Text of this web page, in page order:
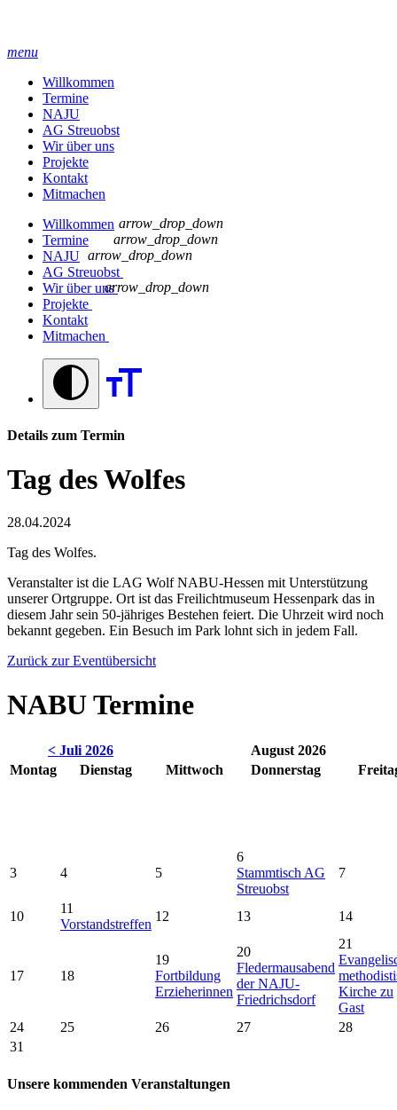
menu
Willkommen
Termine
NAJU
AG Streuobst
Wir über uns
Projekte
Kontakt
Mitmachen
Willkommen
Termine
NAJU
AG Streuobst
arrow_drop_down
Wir über uns
arrow_drop_down
Projekte
arrow_drop_down
Kontakt
Mitmachen
arrow_drop_down
Details zum Termin
Tag des Wolfes
28.04.2024
Tag des Wolfes.
Veranstalter ist die LAG Wolf NABU-Hessen mit Unterstützung
unserer Ortgruppe. Ort ist das Freilichtmuseum Hessenpark das in
diesem Jahr sein 50-jähriges Bestehen feiert. Die Uhrzeit wird noch
bekannt gegeben. Ein Besuch im Park lohnt sich in jedem Fall.
Zurück zur Eventübersicht
NABU Termine
< Juli 2026
August 2026
Montag
Dienstag Mittwoch Donnerstag
3 4 5
6
Stammtisch AG
Streuobst
7
10
11
Vorstandstreffen
12 13 14
17 18
19
Fortbildung
Erzieherinnen
20
Fledermausabend
der NAJU-
Friedrichsdorf
21
Kirche zu
Gast
24
25 26 27
28
31
Unsere kommenden Veranstaltungen